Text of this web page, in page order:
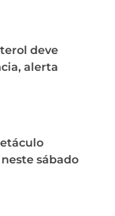
deve
alerta
sábado